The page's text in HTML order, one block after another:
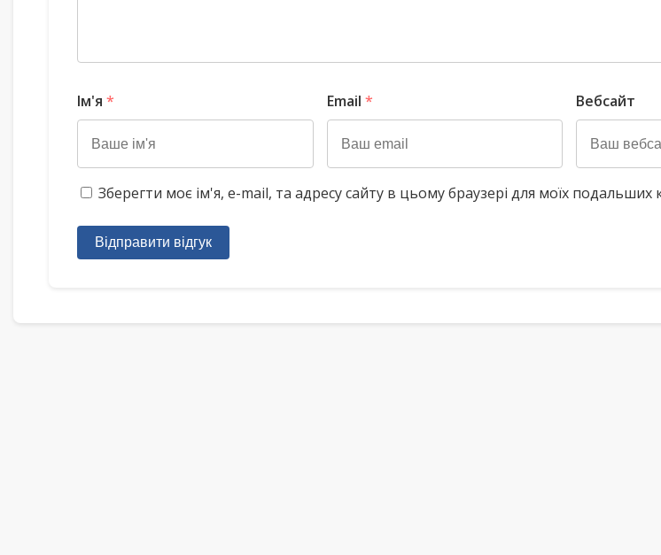
Ім'я * Email * Вебсайт
Зберегти моє ім'я, e-mail, та адресу сайту в цьому браузері для моїх подальших
Відправити відгук